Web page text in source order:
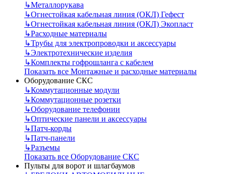
↳Металлорукава
↳Огнестойкая кабельная линия (ОКЛ) Гефест
↳Огнестойкая кабельная линия (ОКЛ) Экопласт
↳Расходные материалы
↳Трубы для электропроводки и аксессуары
↳Электротехнические изделия
↳Комплекты гофрошланга с кабелем
Показать все Монтажные и расходные материалы
Оборудование СКС
↳Коммутационные модули
↳Коммутационные розетки
↳Оборудование телефонии
↳Оптические панели и аксессуары
↳Патч-корды
↳Патч-панели
↳Разъемы
Показать все Оборудование СКС
Пульты для ворот и шлагбаумов